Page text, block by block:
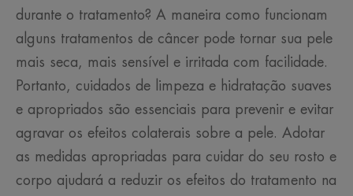
durante o tratamento? A maneira como funcionam
alguns tratamentos de câncer pode tornar sua pele
mais seca, mais sensível e irritada com facilidade.
Portanto, cuidados de limpeza e hidratação suaves
e apropriados são essenciais para prevenir e evitar
agravar os efeitos colaterais sobre a pele. Adotar
as medidas apropriadas para cuidar do seu rosto e
corpo ajudará a reduzir os efeitos do tratamento na